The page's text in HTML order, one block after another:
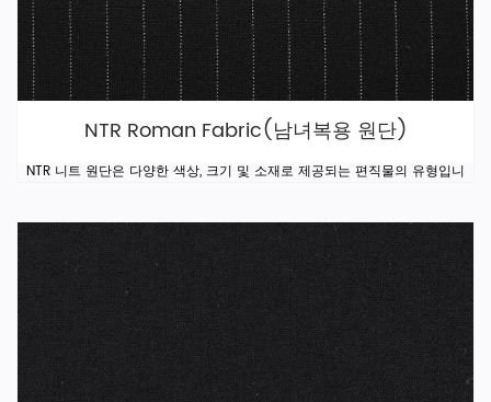
NTR Roman Fabric(남녀복용 원단)
NTR 니트 원단은 다양한 색상, 크기 및 소재로 제공되는 편직물의 유형입니